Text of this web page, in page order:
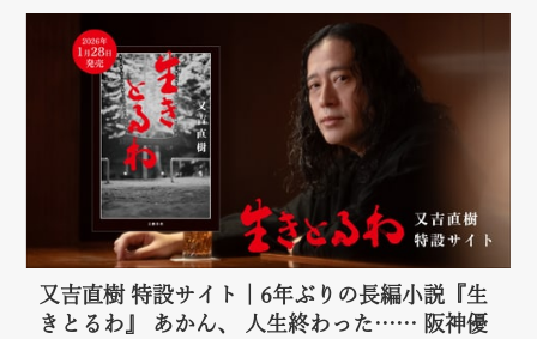
又吉直樹 特設サイト｜6年ぶりの長編小説『生
きとるわ』 あかん、 人生終わった…… 阪神優